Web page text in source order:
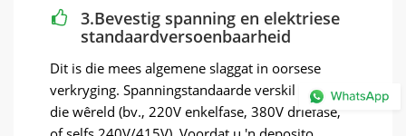
3.Bevestig spanning en elektriese
standaardversoenbaarheid
Dit is die mees algemene slaggat in oorsese
verkryging. Spanningstandaarde verskil wyd oor
die wêreld (bv., 220V enkelfase, 380V driefase,